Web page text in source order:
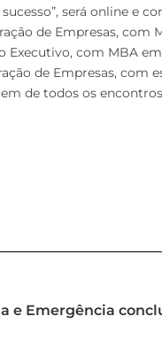
será online e
de Empresas, com
Executivo, com MBA
de Empresas, com
de todos os
e Emergência